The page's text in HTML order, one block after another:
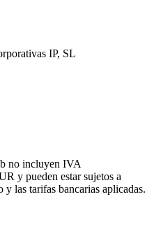
IP, SL
no incluyen IVA
y pueden estar sujetos a
las tarifas bancarias aplicadas.